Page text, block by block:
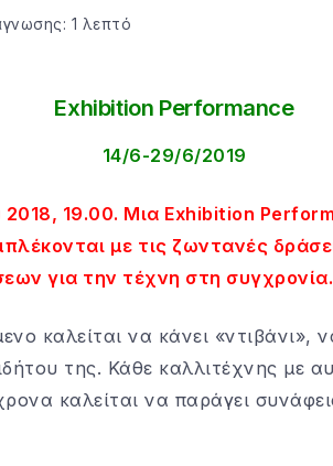
1 λεπτό
Exhibition Performance
14/6-29/6/2019
2018, 19.00. Μια Exhibition
με τις ζωντανές
για την τέχνη στη συγχρονία.
καλείται να κάνει «ντιβάνι»,
της. Κάθε καλλιτέχνης με
καλείται να παράγει